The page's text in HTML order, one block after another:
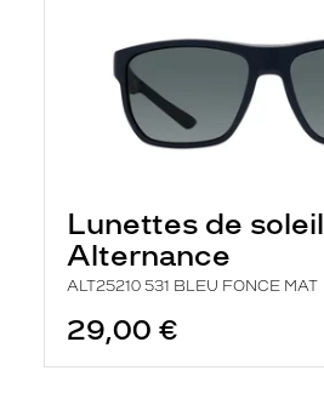
Lunettes de soleil
Alternance
ALT25210 531 BLEU FONCE MAT
29,00 €